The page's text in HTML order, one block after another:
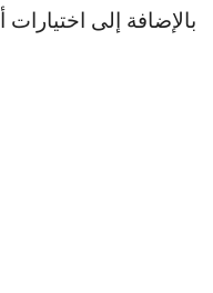
بالإضافة إلى